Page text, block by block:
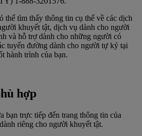
thể tìm thấy thông tin cụ thể về các dịch
khuyết tật, dịch vụ dành cho người
và hỗ trợ dành cho những người có
tuyến đường dành cho người tự kỷ tại
hành trình của bạn.
hợp
bạn trực tiếp đến trang thông tin của
riêng cho người khuyết tật.